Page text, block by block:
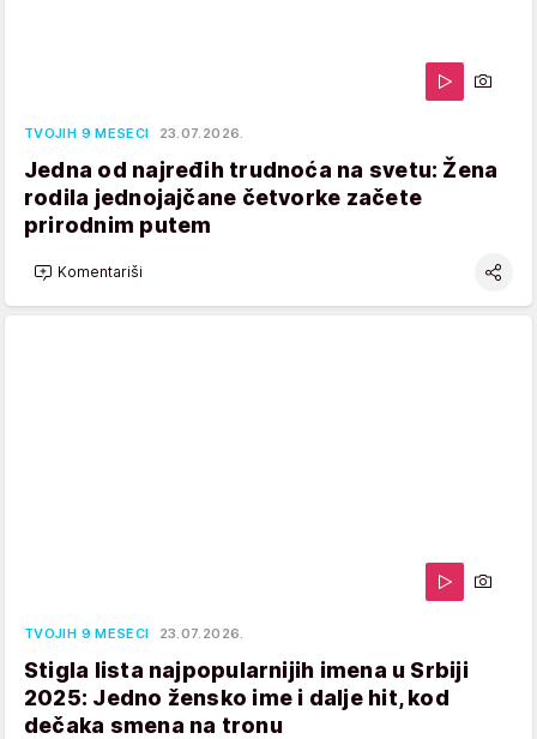
TVOJIH 9 MESECI 23.07.2026.
Jedna od najređih trudnoća na svetu: Žena
rodila jednojajčane četvorke začete
prirodnim putem
Komentariši
TVOJIH 9 MESECI 23.07.2026.
Stigla lista najpopularnijih imena u Srbiji
2025: Jedno žensko ime i dalje hit, kod
dečaka smena na tronu